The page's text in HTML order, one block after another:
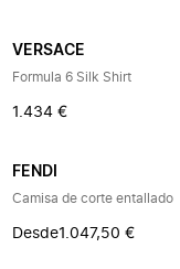
VERSACE
Formula 6 Silk Shirt
1.434 €
FENDI
Camisa de corte entallado
Desde1.047,50 €